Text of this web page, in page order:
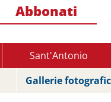
Abbonati
Sant'Antonio
Gallerie